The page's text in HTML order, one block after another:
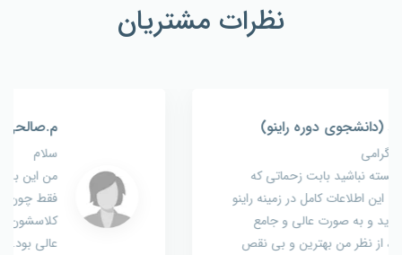
نظرات مشتریان
م.صالحی (معماری)
من این بسته معماری و خریدم خیلی خوب بود
فقط چون تو کلاس ضبط شده صدای بچه های
کلاسشون هم توش عست. و گرنه خود آموزشش
عالی بود.توصیه میکنم بگیرید با این قیمت